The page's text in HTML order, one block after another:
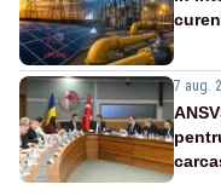
7 aug.